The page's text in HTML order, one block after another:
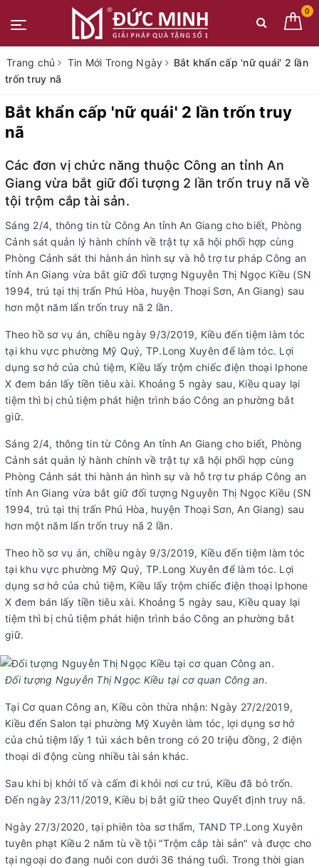
0
Trang chủ Tin Mới Trong Ngày
Bắt khẩn cấp 'nữ quái' 2 lần
trốn truy nã
Bắt khẩn cấp 'nữ quái' 2 lần trốn truy
nã
Các đơn vị chức năng thuộc Công an tỉnh An
Giang vừa bắt giữ đối tượng 2 lần trốn truy nã về
tội trộm cắp tài sản.
Sáng 2/4, thông tin từ Công An tỉnh An Giang cho biết, Phòng
Cảnh sát quản lý hành chính về trật tự xã hội phối hợp cùng
Phòng Cảnh sát thi hành án hình sự và hỗ trợ tư pháp Công an
tỉnh An Giang vừa bắt giữ đối tượng Nguyễn Thị Ngọc Kiều (SN
1994, trú tại thị trấn Phú Hòa, huyện Thoại Sơn, An Giang) sau
hơn một năm lẩn trốn truy nã 2 lần.
Theo hồ sơ vụ án, chiều ngày 9/3/2019, Kiều đến tiệm làm tóc
tại khu vực phường Mỹ Quý, TP.Long Xuyên để làm tóc. Lợi
dụng sơ hở của chủ tiệm, Kiều lấy trộm chiếc điện thoại Iphone
X đem bán lấy tiền tiêu xài. Khoảng 5 ngày sau, Kiều quay lại
tiệm thì bị chủ tiệm phát hiện trình báo Công an phường bắt
giữ.
Sáng 2/4, thông tin từ Công An tỉnh An Giang cho biết, Phòng
Cảnh sát quản lý hành chính về trật tự xã hội phối hợp cùng
Phòng Cảnh sát thi hành án hình sự và hỗ trợ tư pháp Công an
tỉnh An Giang vừa bắt giữ đối tượng Nguyễn Thị Ngọc Kiều (SN
1994, trú tại thị trấn Phú Hòa, huyện Thoại Sơn, An Giang) sau
hơn một năm lẩn trốn truy nã 2 lần.
Theo hồ sơ vụ án, chiều ngày 9/3/2019, Kiều đến tiệm làm tóc
tại khu vực phường Mỹ Quý, TP.Long Xuyên để làm tóc. Lợi
dụng sơ hở của chủ tiệm, Kiều lấy trộm chiếc điện thoại Iphone
X đem bán lấy tiền tiêu xài. Khoảng 5 ngày sau, Kiều quay lại
tiệm thì bị chủ tiệm phát hiện trình báo Công an phường bắt
giữ.
Đối tượng Nguyễn Thị Ngọc Kiều tại cơ quan Công an.
Tại Cơ quan Công an, Kiều còn thừa nhận: Ngày 27/2/2019,
Kiều đến Salon tại phường Mỹ Xuyên làm tóc, lợi dụng sơ hở
của chủ tiệm lấy 1 túi xách bên trong có 20 triệu đồng, 2 điện
thoại di động cùng nhiều tài sản khác.
Sau khi bị khởi tố và cấm đi khỏi nơi cư trú, Kiều đã bỏ trốn.
Đến ngày 23/11/2019, Kiều bị bắt giữ theo Quyết định truy nã.
Ngày 27/3/2020, tại phiên tòa sơ thẩm, TAND TP.Long Xuyên
tuyên phạt Kiều 2 năm tù về tội "Trộm cắp tài sản" và được cho
tại ngoại do đang nuôi con dưới 36 tháng tuổi. Trong thời gian